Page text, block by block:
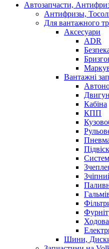
Автозапчасти,
Антифризы,
Для вантажного
Аксесуари
ADR
Вантажні
Двигун
Кабіна
КПП
Шини,